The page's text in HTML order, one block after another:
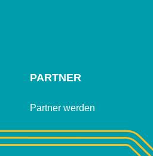
PARTNER
Partner werden